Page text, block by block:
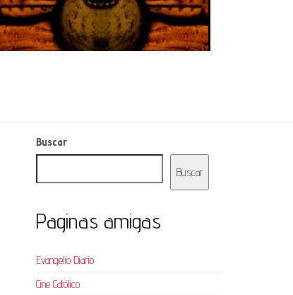
Buscar
Buscar
Paginas amigas
Evangelio Diario
Cine Católico